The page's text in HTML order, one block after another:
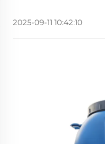
2025-09-11 10:42:10